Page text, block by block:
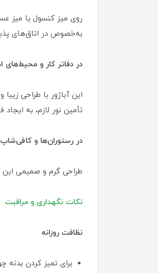
روی میز کنسول یا میز
به‌خصوص در اتاق‌های
در دفاتر کار و محیط‌های
این آباژور با طراحی
تأمین نور لازم، به
در رستوران‌ها و
طراحی گرم و صمیمی این
نکات نگهداری و مراقبت
نظافت روزانه
برای تمیز کردن بدنه